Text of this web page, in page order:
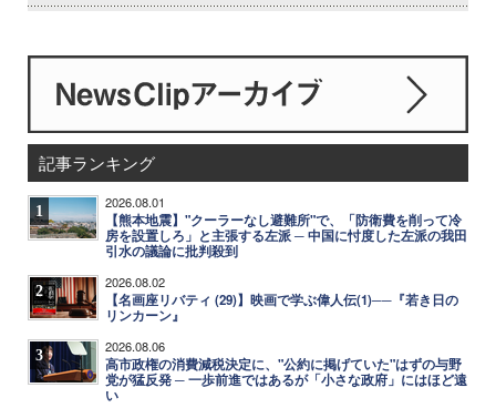
記事ランキング
1 2026.08.01
【熊本地震】"クーラーなし避難所"で、「防衛費を削って冷
房を設置しろ」と主張する左派 ─ 中国に忖度した左派の我田
引水の議論に批判殺到
2 2026.08.02
【名画座リバティ (29)】映画で学ぶ偉人伝(1)──『若き日の
リンカーン』
3 2026.08.06
高市政権の消費減税決定に、"公約に掲げていた"はずの与野
党が猛反発 ─ 一歩前進ではあるが「小さな政府」にはほど遠
い